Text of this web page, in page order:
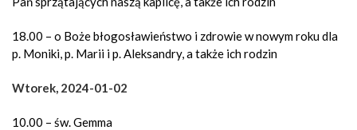
18.00 – o Boże błogosławieństwo i zdrowie w nowym roku dla
p. Moniki, p. Marii i p. Aleksandry, a także ich rodzin
Wtorek, 2024-01-02
10.00 – św. Gemma